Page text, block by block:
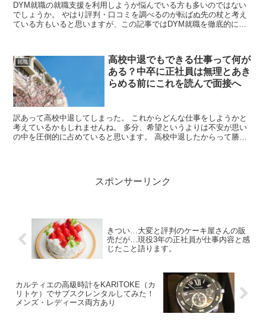
DYM就職の就職支援を利用しようか悩んでいる方も多いのではない
でしょうか。 やはり評判・口コミを調べるのが転ばぬ先の杖と考え
ている方もいると思いますが、この記事ではDYM就職を徹底的に調
就職
高校中退でもできる仕事って何が
ある？中卒に正社員は無理とあき
らめる前にこれを読んで面接へ
訳あって高校中退してしまった。 これからどんな仕事をしようかと
考えているかもしれませんね。 多分、希望というよりは不安が思い
の中を圧倒的に占めていると思います。 高校中退したからって勝手
スポンサーリンク
きつい…大変と評判のケーキ屋さんの販
売だが…現役3年の正社員が仕事内容と感
じたこと語ります。
カルティエの高級時計をKARITOKE（カ
リトケ）でサブスクレンタルしてみた！
メンズ・レディース両方あり